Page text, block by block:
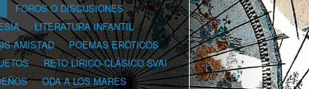
FOROS O DISCUSIONES
LITERATURA INFANTIL
AMISTAD
POEMAS ERÓTICOS
RETO LÍRICO-CLÁSICO SVAI
ODA A LOS MARES